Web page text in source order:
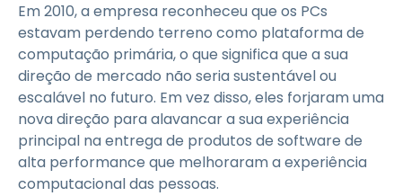
Em 2010, a empresa reconheceu que os PCs
estavam perdendo terreno como plataforma de
computação primária, o que significa que a sua
direção de mercado não seria sustentável ou
escalável no futuro. Em vez disso, eles forjaram uma
nova direção para alavancar a sua experiência
principal na entrega de produtos de software de
alta performance que melhoraram a experiência
computacional das pessoas.